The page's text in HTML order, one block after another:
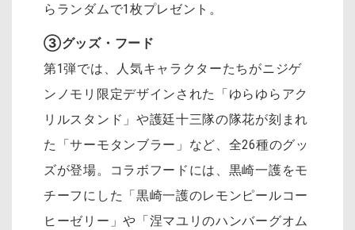
らランダムで1枚プレゼント。
③グッズ・フード
第1弾では、人気キャラクターたちがニジゲ
ンノモリ限定デザインされた「ゆらゆらアク
リルスタンド」や護廷十三隊の隊花が刻まれ
た「サーモタンブラー」など、全26種のグッ
ズが登場。コラボフードには、黒崎一護をモ
チーフにした「黒崎一護のレモンピールコー
ヒーゼリー」や「涅マユリのハンバーグオム